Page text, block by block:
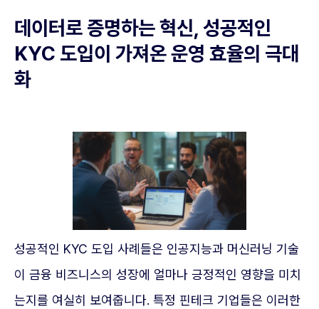
데이터로 증명하는 혁신, 성공적인
KYC 도입이 가져온 운영 효율의 극대
화
성공적인 KYC 도입 사례들은 인공지능과 머신러닝 기술
이 금융 비즈니스의 성장에 얼마나 긍정적인 영향을 미치
는지를 여실히 보여줍니다. 특정 핀테크 기업들은 이러한